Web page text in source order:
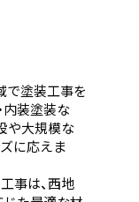
で塗装工事を
内装塗装な
や大規模な
に応えま
事は、西地